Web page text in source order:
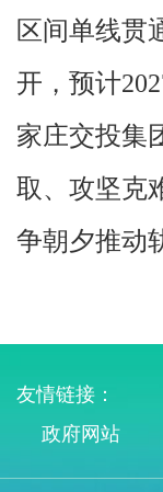
区间单线贯
开，预计
家庄交投集
取、攻坚克
争朝夕推动
友情链接：
政府网站